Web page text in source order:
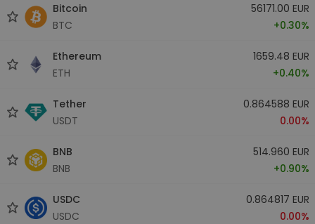
Bitcoin
BTC
56171.00 EUR
+0.30%
Ethereum
ETH
1659.48 EUR
+0.40%
Tether
USDT
0.864588 EUR
0.00%
BNB
BNB
514.960 EUR
+0.90%
USDC
USDC
0.864817 EUR
0.00%